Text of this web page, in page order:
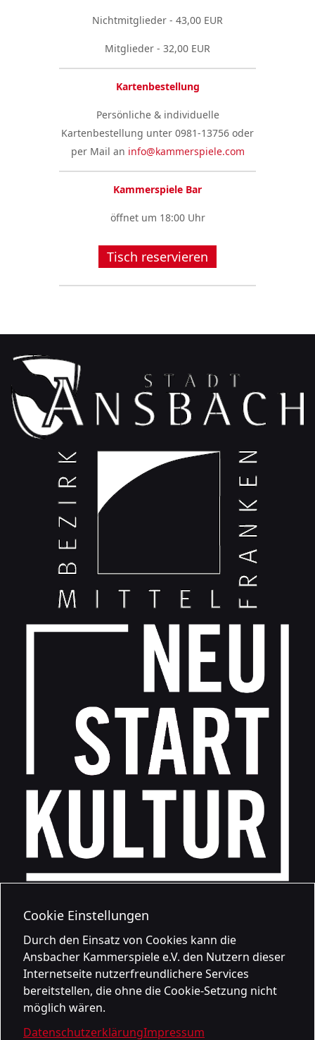
Cookie Einstellungen
Durch den Einsatz von Cookies kann die
Ansbacher Kammerspiele e.V. den Nutzern dieser
Internetseite nutzerfreundlichere Services
bereitstellen, die ohne die Cookie-Setzung nicht
möglich wären.
DatenschutzerklärungImpressum
Nichtmitglieder - 43,00 EUR
Mitglieder - 32,00 EUR
Kartenbestellung
Persönliche & individuelle
Kartenbestellung unter 0981-13756 oder
per Mail an info@kammerspiele.com
Kammerspiele Bar
öffnet um 18:00 Uhr
Tisch reservieren